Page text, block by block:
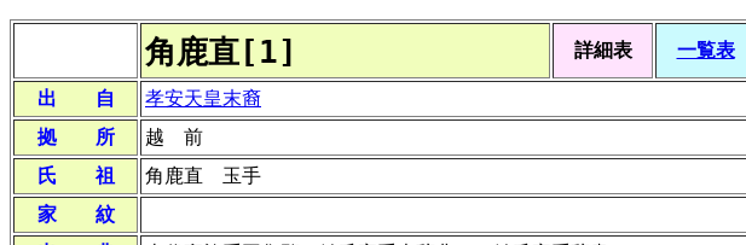
角鹿直[1] 詳細表 一覧表
出 自
孝安天皇末裔
拠 所
越 前
氏 祖
角鹿直 玉手
家 紋